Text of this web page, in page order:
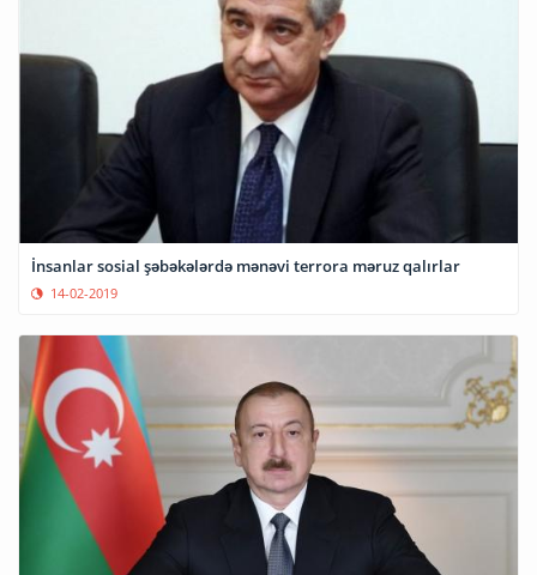
İnsanlar sosial şəbəkələrdə mənəvi terrora məruz qalırlar
14-02-2019